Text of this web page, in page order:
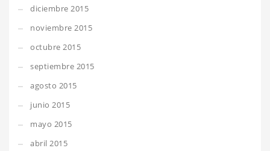
diciembre 2015
noviembre 2015
octubre 2015
septiembre 2015
agosto 2015
junio 2015
mayo 2015
abril 2015